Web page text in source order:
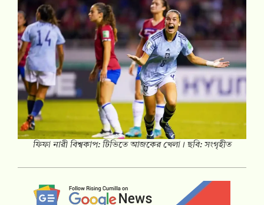
ফিফা নারী বিশ্বকাপ: টিভিতে আজকের খেলা। ছবি: সংগৃহীত